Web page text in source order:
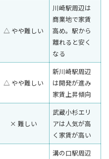
△ やや難しい
川崎駅周辺は
商業地で家賃
高め。駅から
離れると安く
なる
△ やや難しい
新川崎駅周辺
は開発が進み
家賃上昇傾向
× 難しい
武蔵小杉エリ
アは人気が高
く家賃が高い
溝の口駅周辺